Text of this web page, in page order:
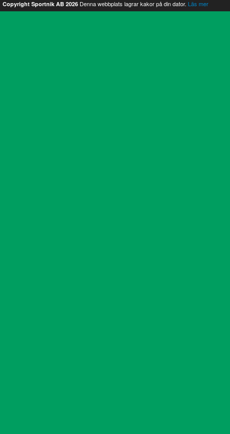
Copyright Sportnik AB 2026 Denna webbplats lagrar kakor på din dator. Läs mer